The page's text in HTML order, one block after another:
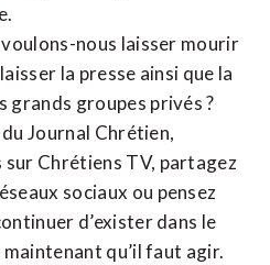
nous laisser mourir
la presse ainsi que la
grands groupes privés ?
Journal Chrétien,
Chrétiens TV, partagez
sociaux ou pensez
d’exister dans le
qu’il faut agir.